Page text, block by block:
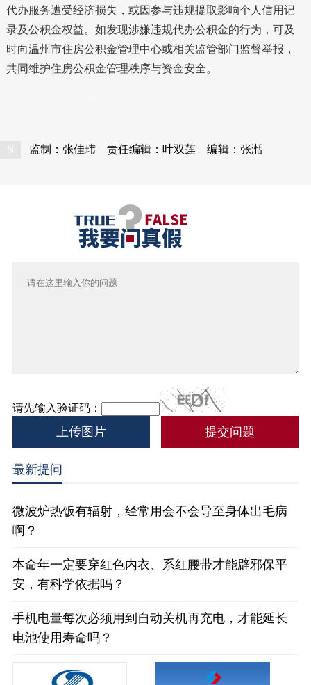
代办服务遭受经济损失，或因参与违规提取影响个人信用记
录及公积金权益。如发现涉嫌违规代办公积金的行为，可及
时向温州市住房公积金管理中心或相关监管部门监督举报，
共同维护住房公积金管理秩序与资金安全。
N 监制：张佳玮 责任编辑：叶双莲 编辑：张湉
请先输入验证码：
上传图片
最新提问
微波炉热饭有辐射，经常用会不会导至身体出毛病
啊？
本命年一定要穿红色内衣、系红腰带才能辟邪保平
安，有科学依据吗？
手机电量每次必须用到自动关机再充电，才能延长
电池使用寿命吗？